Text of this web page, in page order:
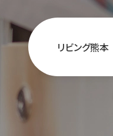
リビング熊本